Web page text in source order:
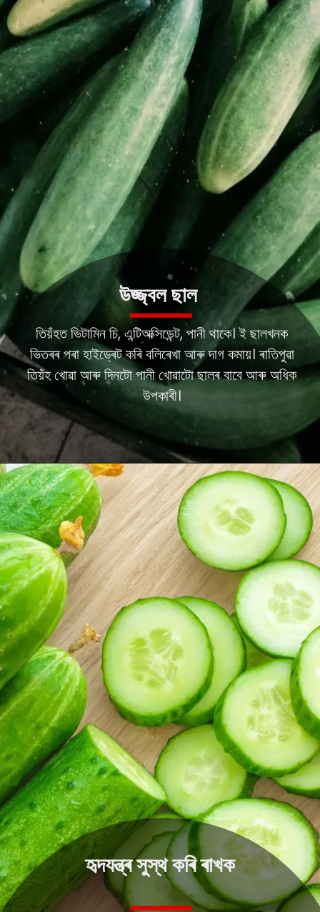
তিয়ঁহত ভিটামিন চি, এন্টিঅক্সিডেন্ট, পানী থাকে। ই ছালখনক
ভিতৰৰ পৰা হাইড্ৰেট কৰি বলিৰেখা আৰু দাগ কমায়। ৰাতিপুৱা
তিয়ঁহ খোৱা আৰু দিনটো পানী খোৱাটো ছালৰ বাবে আৰু অধিক
উজ্জ্বল ছাল
হৃদযন্ত্ৰ সুস্থ কৰি ৰাখক